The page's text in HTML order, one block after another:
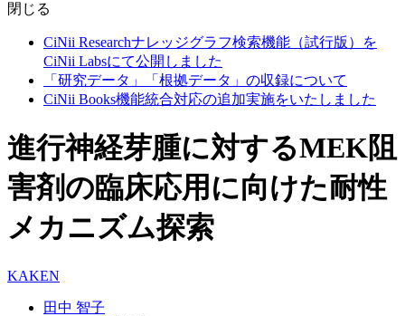
閉じる
CiNii Researchナレッジグラフ検索機能（試行版）を
CiNii Labsにて公開しました
「研究データ」「根拠データ」の収録について
CiNii Books機能統合対応の追加実施をいたしました
進行神経芽腫に対するMEK阻
害剤の臨床応用に向けた耐性
メカニズム探索
KAKEN
田中 智子